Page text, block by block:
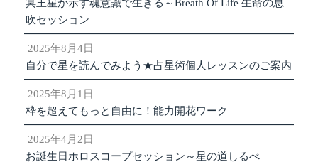
冥王星が示す魂意識で生きる～Breath Of Life 生命の息
吹セッション
2025年8月4日
自分で星を読んでみよう★占星術個人レッスンのご案内
2025年8月1日
枠を超えてもっと自由に！能力開花ワーク
2025年4月2日
お誕生日ホロスコープセッション～星の道しるべ